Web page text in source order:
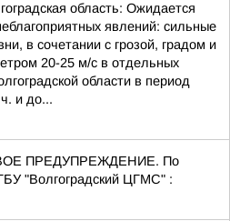
область: Ожидается
явлений: сильные
в сочетании с грозой, градом и
20-25 м/с в отдельных
области в период
и до...
ПРЕДУПРЕЖДЕНИЕ. По
"Волгоградский ЦГМС" :